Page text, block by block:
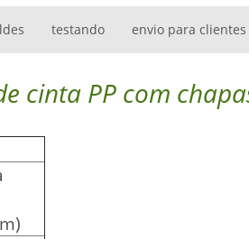
testando envio para clientes
cinta PP com